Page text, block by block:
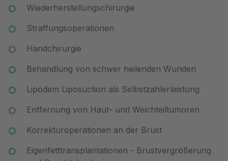
Wiederherstellungschirurgie
Straffungsoperationen
Handchirurgie
Behandlung von schwer heilenden Wunden
Lipödem Liposuction als Selbstzahlerleistung
Entfernung von Haut- und Weichteiltumoren
Korrekturoperationen an der Brust
Eigenfetttransplantationen - Brustvergrößerung